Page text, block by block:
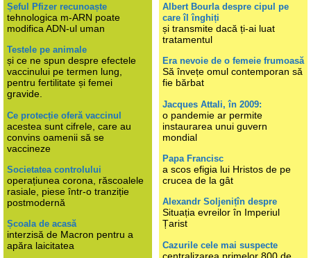
Șeful Pfizer recunoaște
tehnologica m-ARN poate
modifica ADN-ul uman
Testele pe animale
și ce ne spun despre efectele
vaccinului pe termen lung,
pentru fertilitate și femei
gravide.
Ce protecție oferă vaccinul
acestea sunt cifrele, care au
convins oamenii să se
vaccineze
Societatea controlului
operațiunea corona, răscoalele
rasiale, piese într-o tranziție
postmodernă
Școala de acasă
interzisă de Macron pentru a
apăra laicitatea
Albert Bourla despre cipul pe
care îl înghiți
și transmite dacă ți-ai luat
tratamentul
Era nevoie de o femeie frumoasă
Să învețe omul contemporan să
fie bărbat
Jacques Attali, în 2009:
o pandemie ar permite
instaurarea unui guvern
mondial
Papa Francisc
a scos efigia lui Hristos de pe
crucea de la gât
Alexandr Soljenițîn despre
Situația evreilor în Imperiul
Țarist
Cazurile cele mai suspecte
centralizarea primelor 800 de